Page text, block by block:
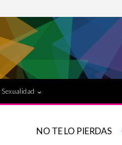
Sexualidad
NO TE LO PIERDAS